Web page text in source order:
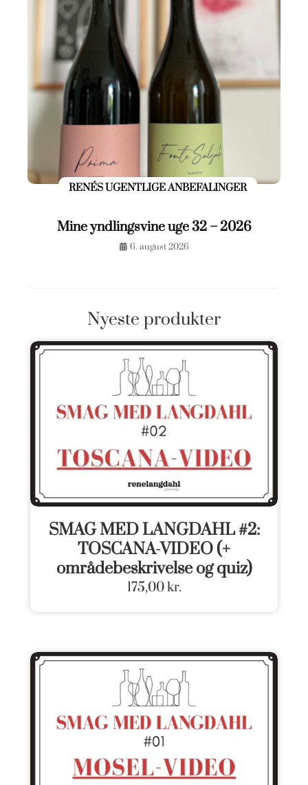
RENÉS UGENTLIGE ANBEFALINGER
Mine yndlingsvine uge 32 – 2026
6. august 2026
Nyeste produkter
SMAG MED LANGDAHL #2:
TOSCANA-VIDEO (+
områdebeskrivelse og quiz)
175,00kr.